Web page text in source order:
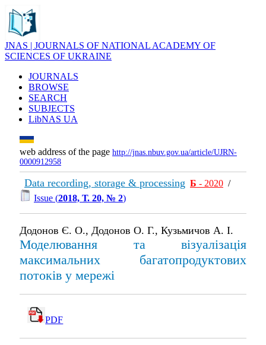
JNAS | JOURNALS OF NATIONAL ACADEMY OF
SCIENCES OF UKRAINE
JOURNALS
BROWSE
SEARCH
SUBJECTS
LibNAS UA
web address of the page http://jnas.nbuv.gov.ua/article/UJRN-
0000912958
Data recording, storage & processing Б - 2020 /
Issue (2018, Т. 20, № 2)
Додонов Є. О., Додонов О. Г., Кузьмичов А. І.
Моделювання та візуалізація
максимальних багатопродуктових
потоків у мережі
PDF